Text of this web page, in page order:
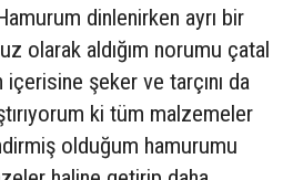
dinlenirken ayrı bir
olarak aldığım norumu çatal
içerisine şeker ve tarçını da
ki tüm malzemeler
olduğum hamurumu